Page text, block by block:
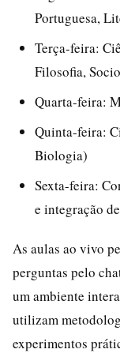
Portuguesa,
Terça-feira:
Filosofia,
Quarta-feira:
Quinta-feira:
Biologia)
Sexta-feira:
e integração
As aulas ao vivo
perguntas pelo
um ambiente
utilizam
experimentos